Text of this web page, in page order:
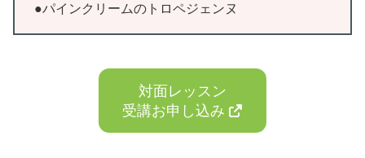
●パインクリームのトロペジェンヌ
対面レッスン
受講お申し込み